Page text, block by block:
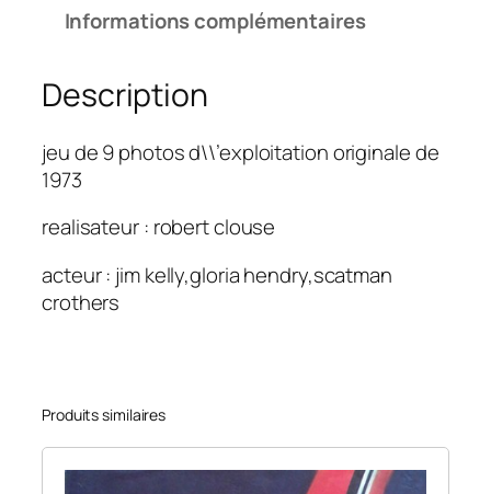
Informations complémentaires
Description
jeu de 9 photos d\\’exploitation originale de
1973
realisateur : robert clouse
acteur : jim kelly,gloria hendry,scatman
crothers
Produits similaires